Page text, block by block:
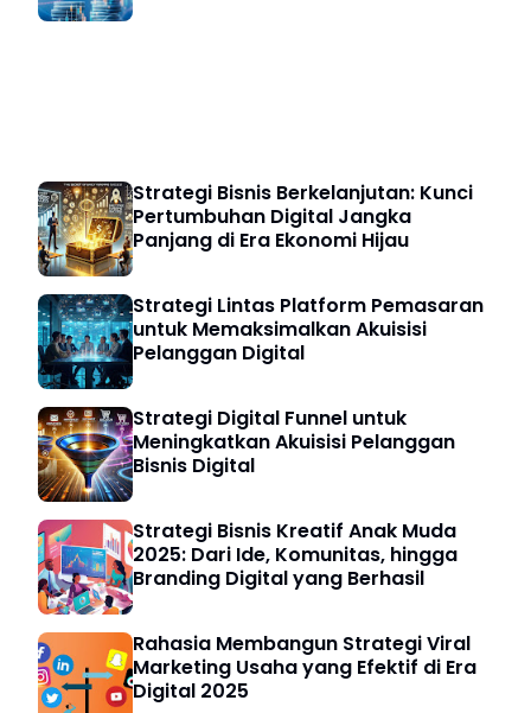
Strategi Bisnis Berkelanjutan: Kunci
Pertumbuhan Digital Jangka
Panjang di Era Ekonomi Hijau
Strategi Lintas Platform Pemasaran
untuk Memaksimalkan Akuisisi
Pelanggan Digital
Strategi Digital Funnel untuk
Meningkatkan Akuisisi Pelanggan
Bisnis Digital
Strategi Bisnis Kreatif Anak Muda
2025: Dari Ide, Komunitas, hingga
Branding Digital yang Berhasil
Rahasia Membangun Strategi Viral
Marketing Usaha yang Efektif di Era
Digital 2025